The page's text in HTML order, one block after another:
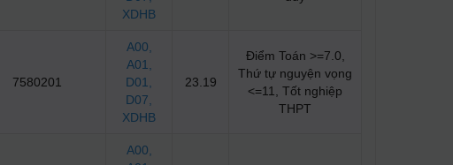
XDHB
7580201
A00
A01
D01
D07
XDHB
23.19
Điểm Toán >=7.0,
Thứ tự nguyện vọng
<=11, Tốt nghiệp
THPT
A00